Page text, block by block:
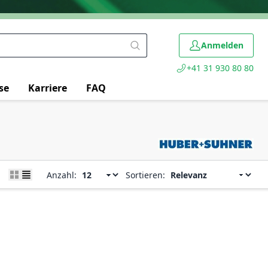
Anmelden
+41 31 930 80 80
Karriere FAQ
Anzahl: Sortieren: